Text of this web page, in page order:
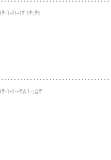
۱۴۰۱-۱۱-۱۲ ۱۴:۴۱
۱۴۰۱-۱۰-۲۸ ۱۰:۵۳